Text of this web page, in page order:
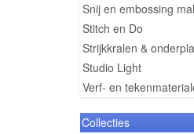
Snij en embossing
Stitch en Do
Strijkkralen &
Studio Light
Verf- en
Collecties